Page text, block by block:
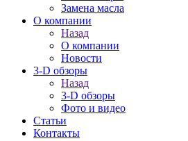
Замена масла
О компании
Назад
О компании
Новости
3-D обзоры
Назад
3-D обзоры
Фото и видео
Статьи
Контакты